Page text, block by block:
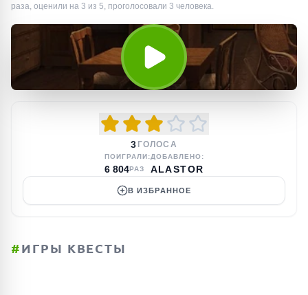
раза, оценили на 3 из 5, проголосовали 3 человека.
3 ГОЛОСА
ПОИГРАЛИ:
6 804РАЗ
ДОБАВЛЕНО:
ALASTOR
В ИЗБРАННОЕ
#ИГРЫ КВЕСТЫ